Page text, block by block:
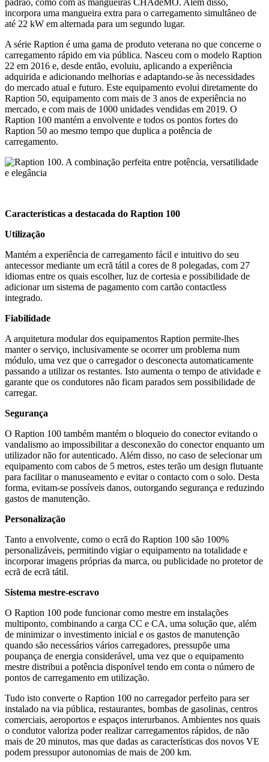
incorpora uma mangueira extra para o carregamento simultâneo de
até 22 kW em alternada para um segundo lugar.
A série Raption é uma gama de produto veterana no que concerne o
carregamento rápido em via pública. Nasceu com o modelo Raption
22 em 2016 e, desde então, evoluiu, aplicando a experiência
adquirida e adicionando melhorias e adaptando-se às necessidades
do mercado atual e futuro. Este equipamento evolui diretamente do
Raption 50, equipamento com mais de 3 anos de experiência no
mercado, e com mais de 1000 unidades vendidas em 2019. O
Raption 100 mantém a envolvente e todos os pontos fortes do
Raption 50 ao mesmo tempo que duplica a potência de
carregamento.
Características a destacada do Raption 100
Utilização
Mantém a experiência de carregamento fácil e intuitivo do seu
antecessor mediante um ecrã tátil a cores de 8 polegadas, com 27
idiomas entre os quais escolher, luz de cortesia e possibilidade de
adicionar um sistema de pagamento com cartão contactless
integrado.
Fiabilidade
A arquitetura modular dos equipamentos Raption permite-lhes
manter o serviço, inclusivamente se ocorrer um problema num
módulo, uma vez que o carregador o desconecta automaticamente
passando a utilizar os restantes. Isto aumenta o tempo de atividade e
garante que os condutores não ficam parados sem possibilidade de
carregar.
Segurança
O Raption 100 também mantém o bloqueio do conector evitando o
vandalismo ao impossibilitar a desconexão do conector enquanto um
utilizador não for autenticado. Além disso, no caso de selecionar um
equipamento com cabos de 5 metros, estes terão um design flutuante
para facilitar o manuseamento e evitar o contacto com o solo. Desta
forma, evitam-se possíveis danos, outorgando segurança e reduzindo
gastos de manutenção.
Personalização
Tanto a envolvente, como o ecrã do Raption 100 são 100%
personalizáveis, permitindo vigiar o equipamento na totalidade e
incorporar imagens próprias da marca, ou publicidade no protetor de
ecrã de ecrã tátil.
Sistema mestre-escravo
O Raption 100 pode funcionar como mestre em instalações
multiponto, combinando a carga CC e CA, uma solução que, além
de minimizar o investimento inicial e os gastos de manutenção
quando são necessários vários carregadores, pressupõe uma
poupança de energia considerável, uma vez que o equipamento
mestre distribui a potência disponível tendo em conta o número de
pontos de carregamento em utilização.
Tudo isto converte o Raption 100 no carregador perfeito para ser
instalado na via pública, restaurantes, bombas de gasolinas, centros
comerciais, aeroportos e espaços interurbanos. Ambientes nos quais
o condutor valoriza poder realizar carregamentos rápidos, de não
mais de 20 minutos, mas que dadas as características dos novos VE
podem pressupor autonomias de mais de 200 km.